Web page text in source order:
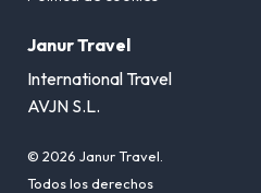
Janur Travel
International Travel
AVJN S.L.
© 2026 Janur Travel.
Todos los derechos